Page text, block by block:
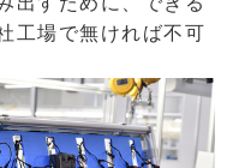
工場で無ければ不可